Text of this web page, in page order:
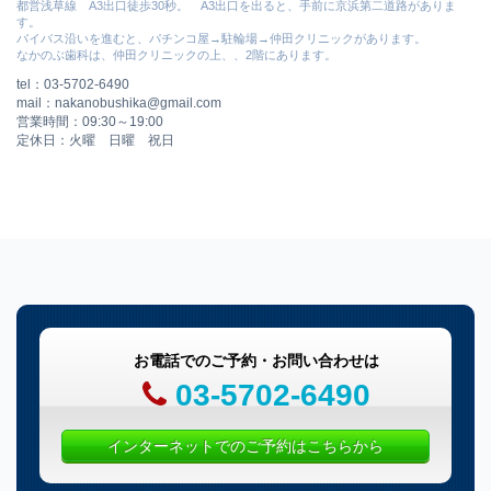
都営浅草線 A3出口徒歩30秒。 A3出口を出ると、手前に京浜第二道路がありま
す。
バイバス沿いを進むと、パチンコ屋→駐輪場→仲田クリニックがあります。
なかのぶ歯科は、仲田クリニックの上、、2階にあります。
tel：03-5702-6490
mail：nakanobushika@gmail.com
営業時間：09:30～19:00
定休日：火曜 日曜 祝日
お電話でのご予約・お問い合わせは
03-5702-6490
インターネットでのご予約はこちらから